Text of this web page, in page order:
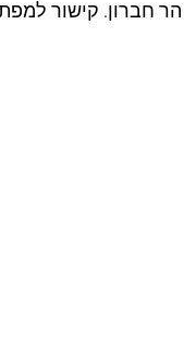
הר חברון. קישור